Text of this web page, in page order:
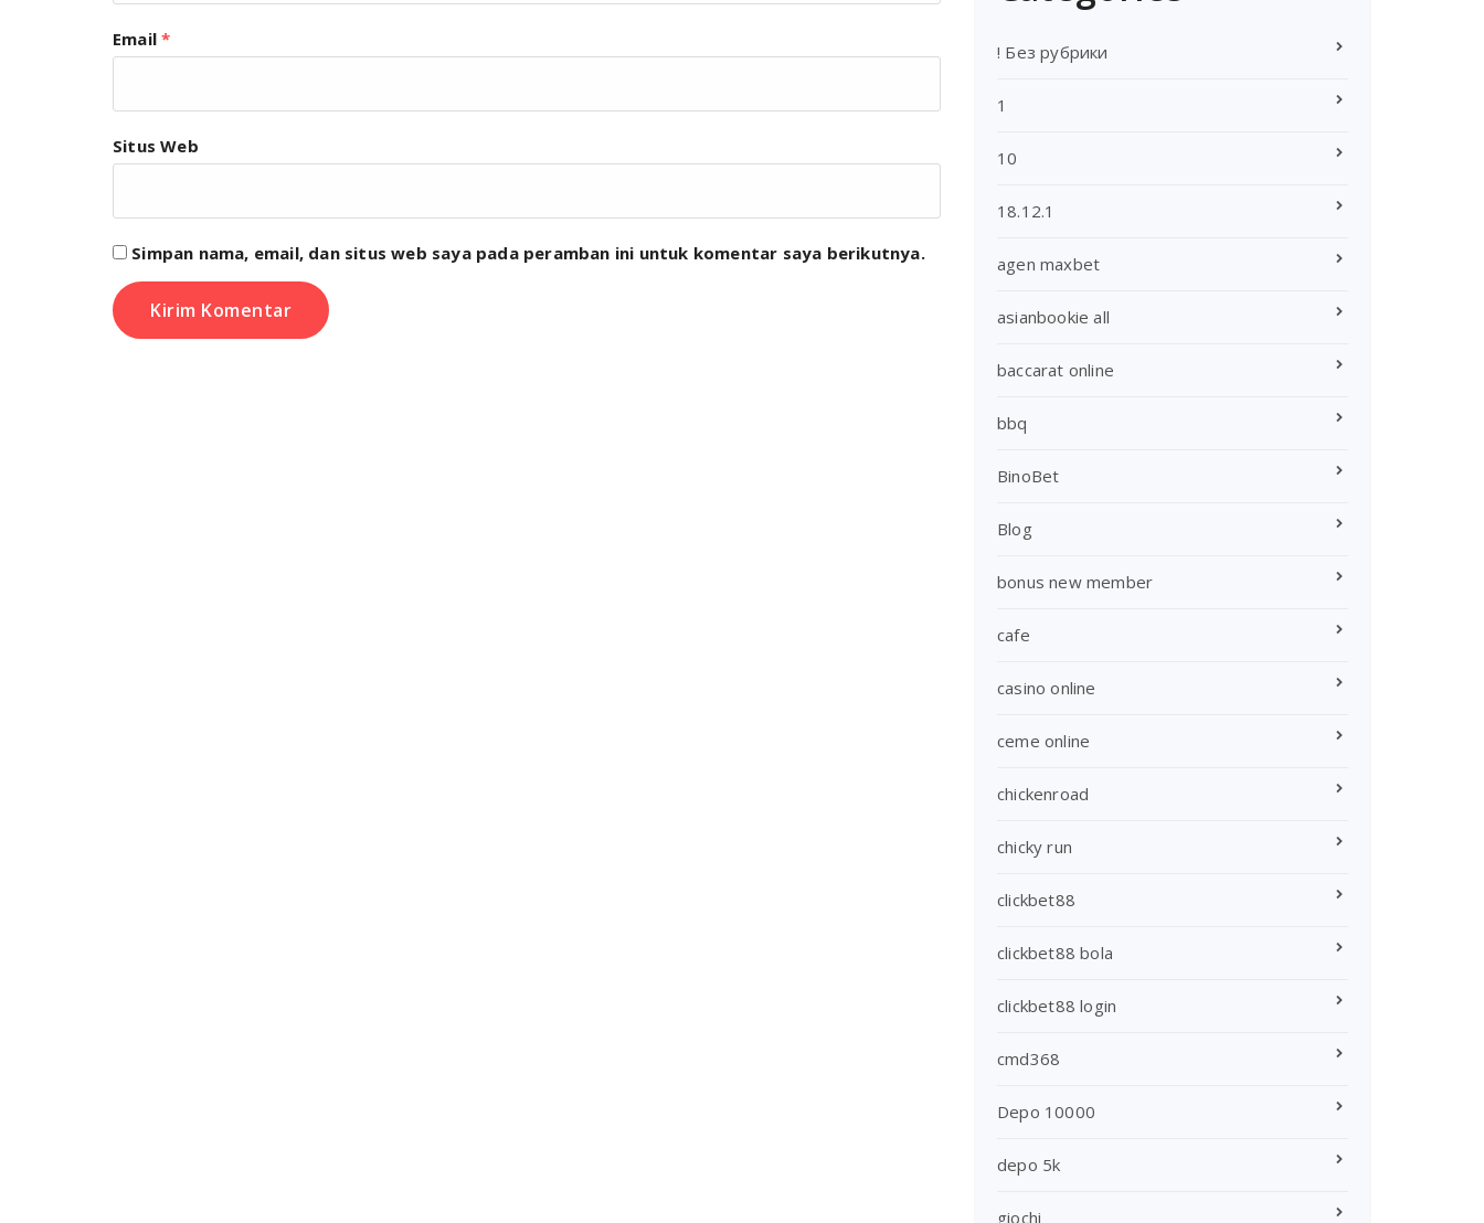
Email*
Situs Web
Simpan nama, email, dan situs web saya pada peramban ini untuk komentar saya berikutnya.
! Без рубрики
1
10
18.12.1
agen maxbet
asianbookie all
baccarat online
bbq
BinoBet
Blog
bonus new member
cafe
casino online
ceme online
chickenroad
chicky run
clickbet88
clickbet88 bola
clickbet88 login
cmd368
Depo 10000
depo 5k
giochi